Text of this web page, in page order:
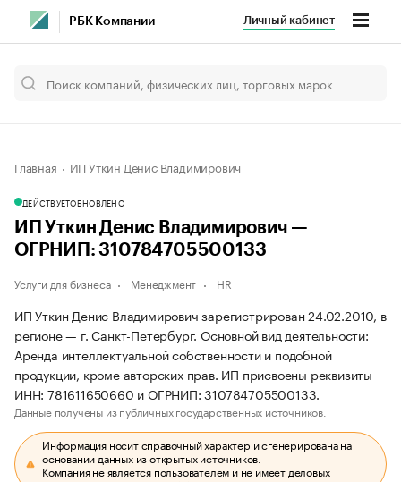
РБК Компании Личный кабинет
Главная ИП Уткин Денис Владимирович
ДЕЙСТВУЕТОБНОВЛЕНО
ИП Уткин Денис Владимирович —
ОГРНИП: 310784705500133
Услуги для бизнеса Менеджмент HR
ИП Уткин Денис Владимирович зарегистрирован 24.02.2010, в
регионе — г. Санкт-Петербург. Основной вид деятельности:
Аренда интеллектуальной собственности и подобной
продукции, кроме авторских прав. ИП присвоены реквизиты
ИНН: 781611650660 и ОГРНИП: 310784705500133.
Данные получены из публичных государственных источников.
Информация носит справочный характер и сгенерирована на
основании данных из открытых источников.
Компания не является пользователем и не имеет деловых